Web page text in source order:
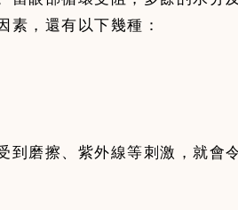
素，還有以下幾種：
磨擦、紫外線等刺激，就會